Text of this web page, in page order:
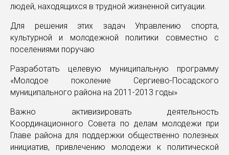
людей, находящихся в трудной жизненной ситуации.
Для решения этих задач Управлению спорта,
культурной и молодежной политики совместно с
поселениями поручаю
Разработать целевую муниципальную программу
«Молодое поколение Сергиево-Посадского
муниципального района на 2011-2013 годы»
Важно активизировать деятельность
Координационного Совета по делам молодежи при
Главе района для поддержки общественно полезных
инициатив, привлечению молодежи к политической